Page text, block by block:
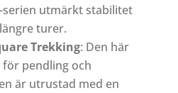
serien utmärkt stabilitet
turer.
Trekking: Den här
pendling och
är utrustad med en